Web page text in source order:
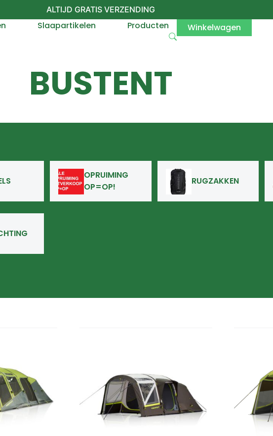
ALTIJD GRATIS VERZENDING
Slaapartikelen Producten Winkelwagen
BUSTENT
OPRUIMING
OP=OP!
RUGZAKKEN